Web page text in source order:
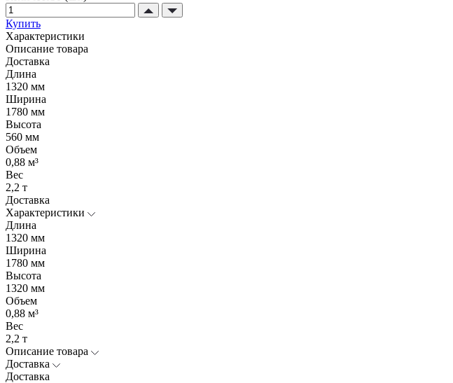
Купить
Характеристики
Описание товара
Доставка
Длина
1320 мм
Ширина
1780 мм
Высота
560 мм
Объем
0,88 м³
Вес
2,2 т
Доставка
Характеристики
Длина
1320 мм
Ширина
1780 мм
Высота
1320 мм
Объем
0,88 м³
Вес
2,2 т
Описание товара
Доставка
Доставка